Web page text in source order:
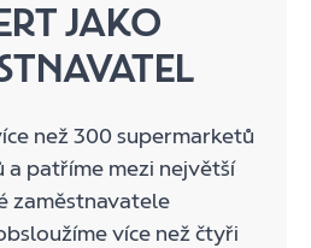
JAKO
než 300 supermarketů
patříme mezi největší
zaměstnavatele
více než čtyři